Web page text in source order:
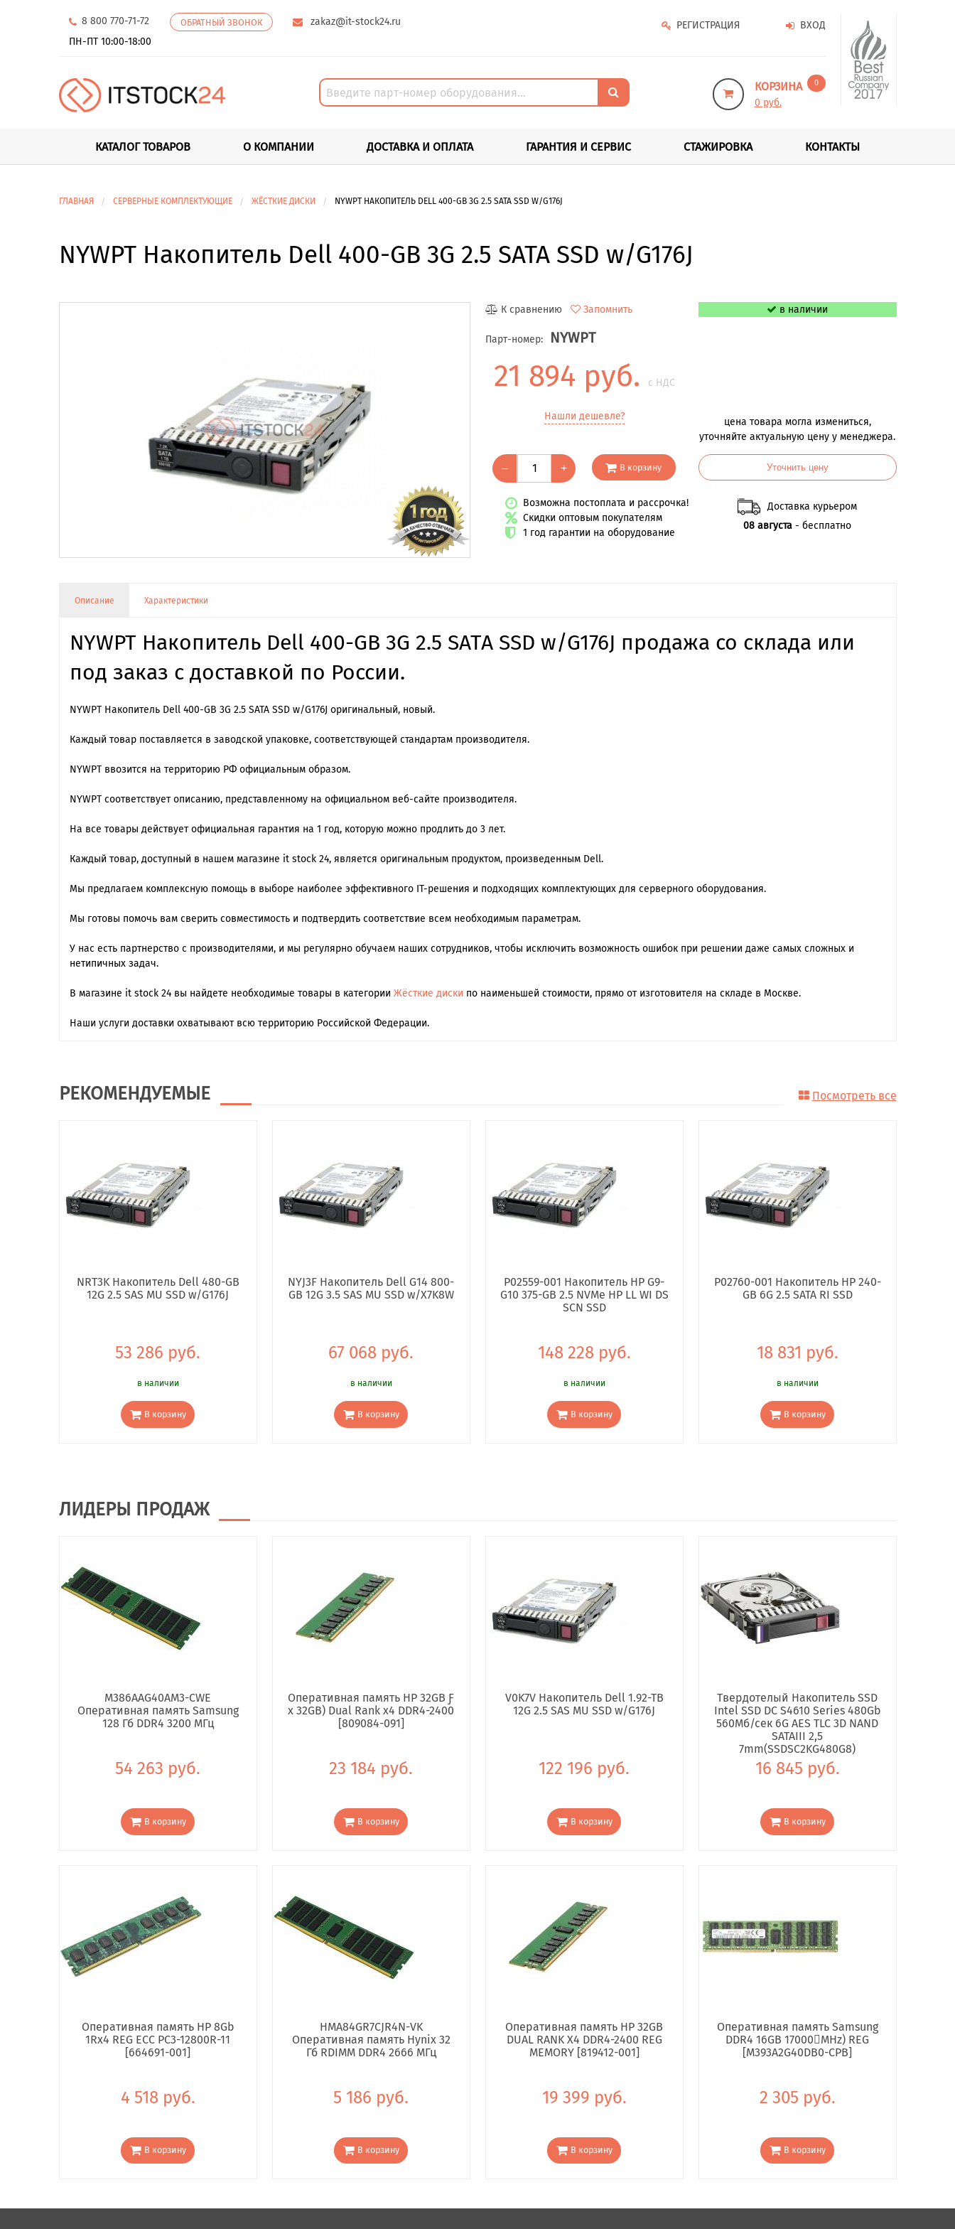
8 800 770-71-72 ОБРАТНЫЙ ЗВОНОК
zakaz@it-stock24.ru
ПН-ПТ 10:00-18:00
ВХОД
РЕГИСТРАЦИЯ
КОРЗИНА 0
0 руб.
КАТАЛОГ ТОВАРОВ О КОМПАНИИ ДОСТАВКА И ОПЛАТА ГАРАНТИЯ И СЕРВИС СТАЖИРОВКА КОНТАКТЫ
ГЛАВНАЯ СЕРВЕРНЫЕ КОМПЛЕКТУЮЩИЕ ЖЁСТКИЕ ДИСКИ NYWPT НАКОПИТЕЛЬ DELL 400-GB 3G 2.5 SATA SSD W/G176J
NYWPT Накопитель Dell 400-GB 3G 2.5 SATA SSD w/G176J
К сравнению Запомнить
Парт-номер: NYWPT
21 894 руб. с НДС
Нашли дешевле?
– + В корзину
Возможна постоплата и рассрочка!
Скидки оптовым покупателям
1 год гарантии на оборудование
в наличии
цена товара могла измениться,
уточняйте актуальную цену у менеджера.
Уточнить цену
Доставка курьером
08 августа - бесплатно
Описание Характеристики
NYWPT Накопитель Dell 400-GB 3G 2.5 SATA SSD w/G176J продажа со склада или
под заказ с доставкой по России.
NYWPT Накопитель Dell 400-GB 3G 2.5 SATA SSD w/G176J оригинальный, новый.
Каждый товар поставляется в заводской упаковке, соответствующей стандартам производителя.
NYWPT ввозится на территорию РФ официальным образом.
NYWPT cоответствует описанию, представленному на официальном веб-сайте производителя.
На все товары действует официальная гарантия на 1 год, которую можно продлить до 3 лет.
Каждый товар, доступный в нашем магазине it stock 24, является оригинальным продуктом, произведенным Dell.
Мы предлагаем комплексную помощь в выборе наиболее эффективного IT-решения и подходящих комплектующих для серверного оборудования.
Мы готовы помочь вам сверить совместимость и подтвердить соответствие всем необходимым параметрам.
У нас есть партнерство с производителями, и мы регулярно обучаем наших сотрудников, чтобы исключить возможность ошибок при решении даже самых сложных и
нетипичных задач.
В магазине it stock 24 вы найдете необходимые товары в категории Жёсткие диски по наименьшей стоимости, прямо от изготовителя на складе в Москве.
Наши услуги доставки охватывают всю территорию Российской Федерации.
РЕКОМЕНДУЕМЫЕ Посмотреть все
NRT3K Накопитель Dell 480-GB
12G 2.5 SAS MU SSD w/G176J
53 286 руб.
в наличии
В корзину
NYJ3F Накопитель Dell G14 800-
GB 12G 3.5 SAS MU SSD w/X7K8W
67 068 руб.
в наличии
В корзину
P02559-001 Накопитель HP G9-
G10 375-GB 2.5 NVMe HP LL WI DS
SCN SSD
148 228 руб.
в наличии
В корзину
P02760-001 Накопитель HP 240-
GB 6G 2.5 SATA RI SSD
18 831 руб.
в наличии
В корзину
ЛИДЕРЫ ПРОДАЖ
M386AAG40AM3-CWE
Оперативная память Samsung
128 Гб DDR4 3200 МГц
54 263 руб.
В корзину
Оперативная память HP 32GB Ƒ
x 32GB) Dual Rank x4 DDR4-2400
[809084-091]
23 184 руб.
В корзину
V0K7V Накопитель Dell 1.92-TB
12G 2.5 SAS MU SSD w/G176J
122 196 руб.
В корзину
Твердотелый Накопитель SSD
Intel SSD DC S4610 Series 480Gb
560Мб/сек 6G AES TLC 3D NAND
SATAIII 2,5
7mm(SSDSC2KG480G8)
16 845 руб.
В корзину
Оперативная память HP 8Gb
1Rx4 REG ECC PC3-12800R-11
[664691-001]
4 518 руб.
В корзину
HMA84GR7CJR4N-VK
Оперативная память Hynix 32
Гб RDIMM DDR4 2666 МГц
5 186 руб.
В корзину
Оперативная память HP 32GB
DUAL RANK X4 DDR4-2400 REG
MEMORY [819412-001]
19 399 руб.
В корзину
Оперативная память Samsung
DDR4 16GB 17000񢋕MHz) REG
[M393A2G40DB0-CPB]
2 305 руб.
В корзину